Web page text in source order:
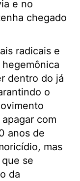
e no
chegado
radicais e
dentro do já
o
com
anos de
mas
se
da